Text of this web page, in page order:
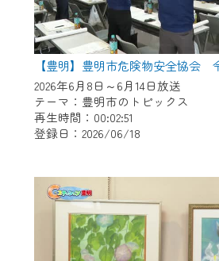
【豊明】豊明市危険物安全協会
2026年6月8日～6月14日放送
テーマ：豊明市のトピックス
再生時間：00:02:51
登録日：2026/06/18